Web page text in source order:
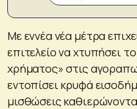
Με εννέα νέα μέτρα
επιτελείο να χτυπήσει
χρήματος» στις
εντοπίσει κρυφά
μισθώσεις